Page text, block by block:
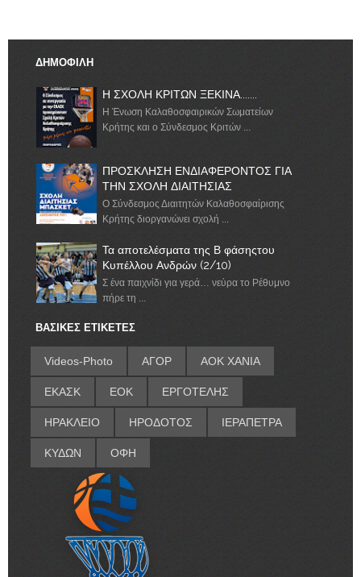
ΔΗΜΟΦΙΛΗ
Η ΣΧΟΛΗ ΚΡΙΤΩΝ ΞΕΚΙΝΑ.......
Η Ένωση Καλαθοσφαιρικών Σωματείων
Κρήτης και ο Σύνδεσμος Κριτών ...
ΠΡΟΣΚΛΗΣΗ ΕΝΔΙΑΦΕΡΟΝΤΟΣ ΓΙΑ
ΤΗΝ ΣΧΟΛΗ ΔΙΑΙΤΗΣΙΑΣ
Ο Σύνδεσμος Διαιτητών Καλαθοσφαίρισης
Κρήτης διοργανώνει σχολή ...
Τα αποτελέσματα της Β φάσηςτου
Κυπέλλου Ανδρών (2/10)
Σ ένα παιχνίδι για γερά… νεύρα το Ρέθυμνο
πήρε τη ...
ΒΑΣΙΚΕΣ ΕΤΙΚΕΤΕΣ
Videos-Photo ΑΓΟΡ ΑΟΚ ΧΑΝΙΑ
ΕΚΑΣΚ ΕΟΚ ΕΡΓΟΤΕΛΗΣ
ΗΡΑΚΛΕΙΟ ΗΡΟΔΟΤΟΣ ΙΕΡΑΠΕΤΡΑ
ΚΥΔΩΝ ΟΦΗ